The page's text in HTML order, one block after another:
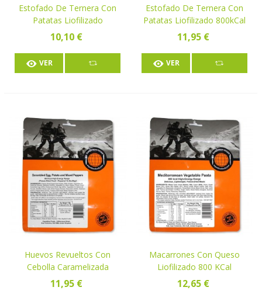
Estofado De Ternera Con
Patatas Liofilizado
10,10 €
VER
Estofado De Ternera Con
Patatas Liofilizado 800kCal
11,95 €
VER
Huevos Revueltos Con
Cebolla Caramelizada
Liofilizado
11,95 €
Macarrones Con Queso
Liofilizado 800 KCal
12,65 €